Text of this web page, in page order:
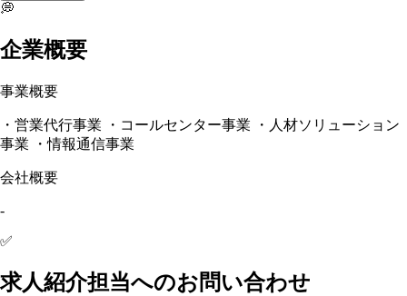
💭
企業概要
事業概要
・営業代行事業 ・コールセンター事業 ・人材ソリューション
事業 ・情報通信事業
会社概要
-
✅
求人紹介担当へのお問い合わせ